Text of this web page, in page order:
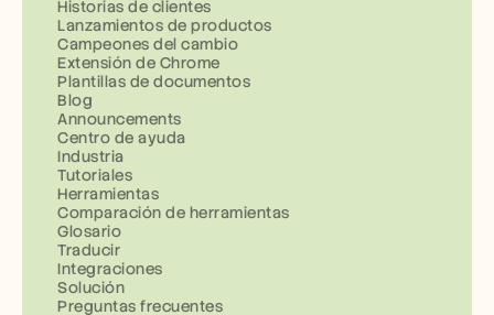
Historias de clientes
Lanzamientos de productos
Campeones del cambio
Extensión de Chrome
Plantillas de documentos
Blog
Announcements
Centro de ayuda
Industria
Tutoriales
Herramientas
Comparación de herramientas
Glosario
Traducir
Integraciones
Solución
Preguntas frecuentes